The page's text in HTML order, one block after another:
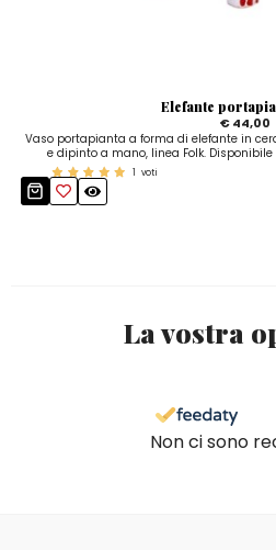
Elefante
€ 44,00
Vaso portapianta a forma di elefante in
e dipinto a mano, linea Folk. Disponibile
1 voti
La vostra
Non ci sono